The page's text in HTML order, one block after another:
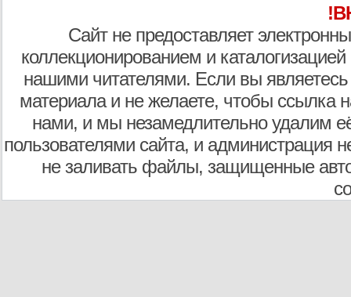
Сайт не предоставляет
коллекционированием и
нашими читателями. Если вы являетесь
материала и не желаете, чтобы ссылка
нами, и мы незамедлительно удалим
пользователями сайта, и администрация
не заливать файлы, защищенные